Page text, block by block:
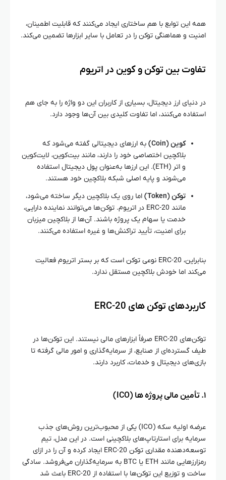
همه این توابع با هم ساختاری ایجاد می‌کنند که قابلیت اطمینان،
امنیت و هماهنگی توکن را در تعامل با سایر ابزارها تضمین می‌کند.
تفاوت بین توکن و کوین در اتریوم
در دنیای ارز دیجیتال، بسیاری از کاربران این دو واژه را به جای هم
استفاده می‌کنند، اما تفاوت کلیدی بین آن‌ها وجود دارد.
کوین (Coin)
به ارزهای دیجیتالی گفته می‌شود که
بلاکچین اختصاصی خود را دارند، مانند بیت‌کوین، لایت‌کوین
و اتر (ETH). این ارزها به‌عنوان پول دیجیتال استفاده
می‌شوند و پایه اصلی شبکه بلاکچین خود هستند.
توکن (Token)
اما روی یک بلاکچین دیگر ساخته می‌شود،
مانند ERC-20 در اتریوم. توکن‌ها می‌توانند نماینده دارایی،
خدمت یا سهام یک پروژه باشند. آن‌ها از بلاکچین میزبان
برای امنیت، تأیید تراکنش‌ها و غیره استفاده می‌کنند.
بنابراین، ERC-20 نوعی توکن است که بر بستر اتریوم فعالیت
می‌کند اما خودش بلاکچین مستقل ندارد.
کاربردهای توکن‌ های ERC-20
توکن‌های ERC-20 صرفاً ابزارهای مالی نیستند. این توکن‌ها در
طیف گسترده‌ای از صنایع، از سرمایه‌گذاری و امور مالی گرفته تا
بازی‌های دیجیتال و خدمات، کاربرد دارند.
۱. تأمین مالی پروژه‌ ها (ICO)
عرضه اولیه سکه (ICO) یکی از محبوب‌ترین روش‌های جذب
سرمایه برای استارتاپ‌های بلاکچینی است. در این مدل، تیم
توسعه‌دهنده مقداری توکن ERC-20 ایجاد کرده و آن را در ازای
رمزارزهایی مانند ETH یا BTC به سرمایه‌گذاران می‌فروشد. سادگی
ساخت و توزیع این توکن‌ها با استفاده از ERC-20 باعث شد